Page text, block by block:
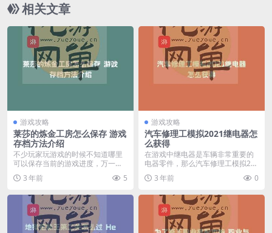
相关文章
游戏攻略
莱莎的炼金工房怎么保存 游戏
存档方法介绍
不少玩家玩游戏的时候不知道哪里
可以保存当前的游戏进度，万一发
生突发的情况导致进度...
3 年前 5
游戏攻略
汽车修理工模拟2021继电器怎
么获得
在游戏中继电器是车辆非常重要的
电器零件，那么汽车修理工模拟20
21继电器怎么获得...
3 年前 0